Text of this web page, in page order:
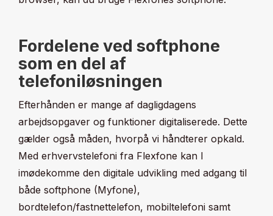
Fordelene ved softphone
som en del af
telefoniløsningen
Efterhånden er mange af dagligdagens
arbejdsopgaver og funktioner digitaliserede. Dette
gælder også måden, hvorpå vi håndterer opkald.
Med erhvervstelefoni fra Flexfone kan I
imødekomme den digitale udvikling med adgang til
både softphone (Myfone),
bordtelefon/fastnettelefon, mobiltelefoni samt